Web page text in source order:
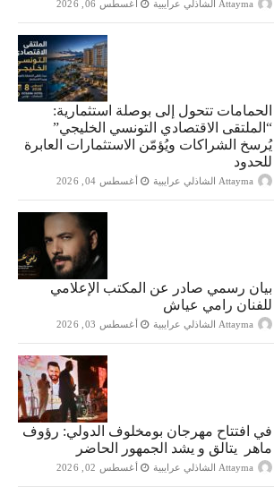
Attayma الشاذلي عرايبية أغسطس 06, 2026
الحمامات تتحول إلى بوصلة استثمارية:
“الملتقى الاقتصادي التونسي الخليجي”
يُرسخ الشراكات ويُؤمّن الاستثمارات العابرة
للحدود
Attayma الشاذلي عرايبية أغسطس 04, 2026
بيان رسمي صادر عن المكتب الإعلامي
للفنان رامي عياش
Attayma الشاذلي عرايبية أغسطس 03, 2026
في افتتاح مهرجان بومخلوف الدولي: رؤوف
ماهر يتالق و يشد الجمهور الحاضر
Attayma الشاذلي عرايبية أغسطس 02, 2026